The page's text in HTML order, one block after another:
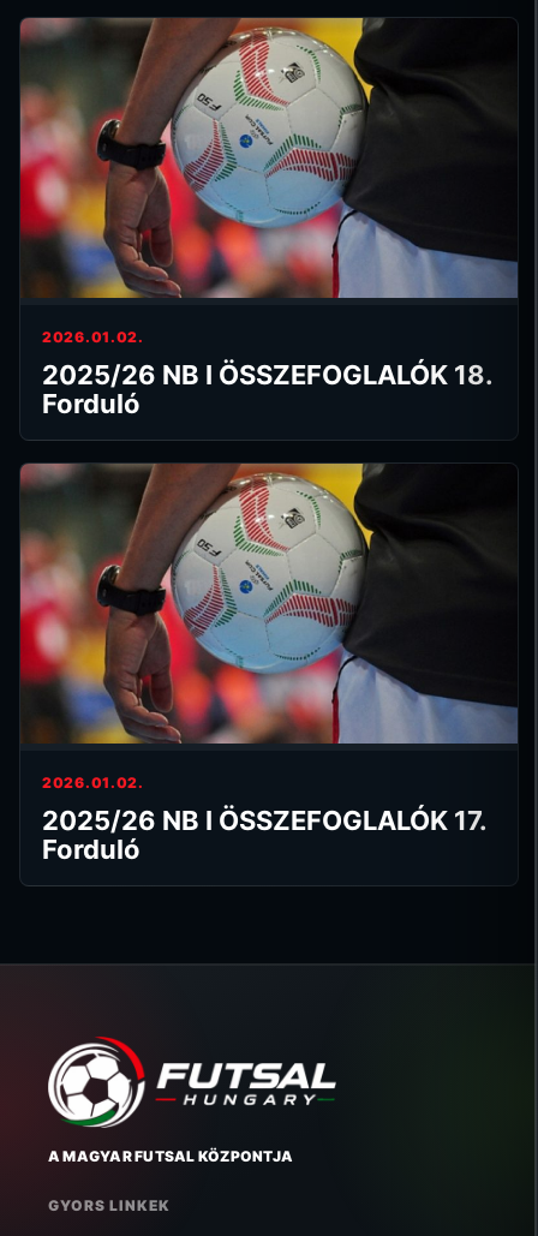
2026.01.02.
2025/26 NB I ÖSSZEFOGLALÓK 18.
Forduló
2026.01.02.
2025/26 NB I ÖSSZEFOGLALÓK 17.
Forduló
A MAGYAR FUTSAL KÖZPONTJA
GYORS LINKEK